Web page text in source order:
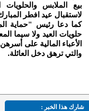
بيع الملابس
لاستقبال عيد افطر
كما دعا رئيس "حماية
حلويات العيد ولا سيما
الأعباء المالية على
والتي ترهق دخل العائلة.
شارك هذا الخبر :